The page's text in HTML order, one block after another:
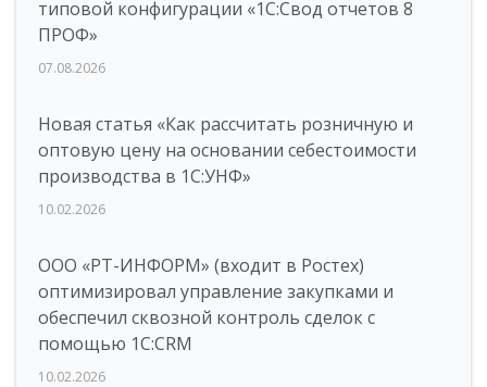
типовой конфигурации «1C:Свод отчетов 8
ПРОФ»
07.08.2026
Новая статья «Как рассчитать розничную и
оптовую цену на основании себестоимости
производства в 1С:УНФ»
10.02.2026
ООО «РТ-ИНФОРМ» (входит в Ростех)
оптимизировал управление закупками и
обеспечил сквозной контроль сделок с
помощью 1С:CRM
10.02.2026